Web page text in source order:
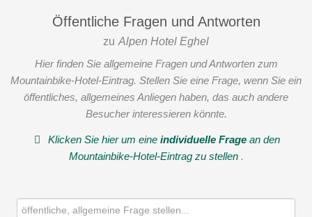
Öffentliche Fragen und Antworten
zu Alpen Hotel Eghel
Hier finden Sie allgemeine Fragen und Antworten zum
Mountainbike-Hotel-Eintrag. Stellen Sie eine Frage, wenn Sie ein
öffentliches, allgemeines Anliegen haben, das auch andere
Besucher interessieren könnte.
Klicken Sie hier um eineindividuelle Frage an den
Mountainbike-Hotel-Eintrag zu stellen .